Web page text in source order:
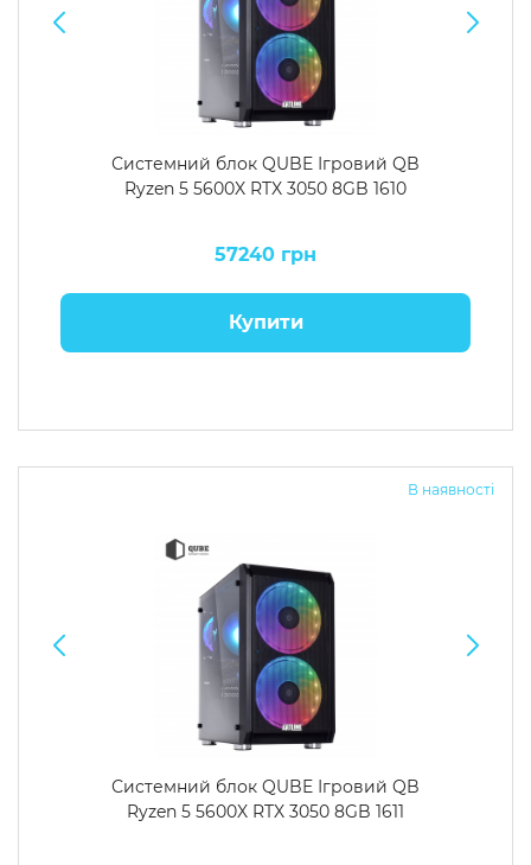
Системний блок QUBE Ігровий QB
Ryzen 5 5600X RTX 3050 8GB 1610
57240 грн
Купити
В наявності
Системний блок QUBE Ігровий QB
Ryzen 5 5600X RTX 3050 8GB 1611